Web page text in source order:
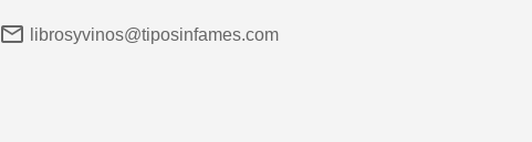
librosyvinos@tiposinfames.com